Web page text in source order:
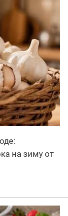
на зиму от